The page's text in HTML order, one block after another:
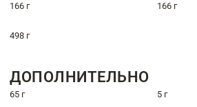
166 г 166 г
498 г
ДОПОЛНИТЕЛЬНО
65 г 5 г